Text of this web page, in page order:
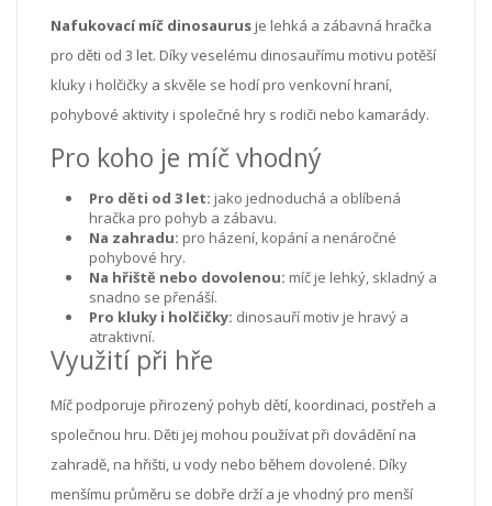
Nafukovací míč dinosaurus je lehká a zábavná hračka
pro děti od 3 let. Díky veselému dinosauřímu motivu potěší
kluky i holčičky a skvěle se hodí pro venkovní hraní,
pohybové aktivity i společné hry s rodiči nebo kamarády.
Pro koho je míč vhodný
Pro děti od 3 let: jako jednoduchá a oblíbená
hračka pro pohyb a zábavu.
Na zahradu: pro házení, kopání a nenáročné
pohybové hry.
Na hřiště nebo dovolenou: míč je lehký, skladný a
snadno se přenáší.
Pro kluky i holčičky: dinosauří motiv je hravý a
atraktivní.
Využití při hře
Míč podporuje přirozený pohyb dětí, koordinaci, postřeh a
společnou hru. Děti jej mohou používat při dovádění na
zahradě, na hřišti, u vody nebo během dovolené. Díky
menšímu průměru se dobře drží a je vhodný pro menší